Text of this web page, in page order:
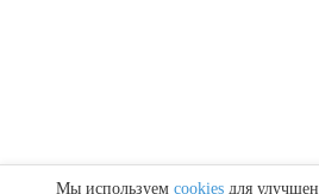
Мы используем cookiesдля